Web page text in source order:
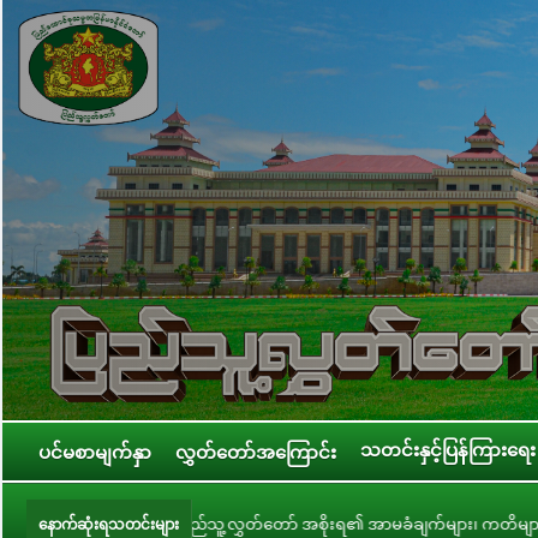
ပင်မစာမျက်နှာ လွှတ်တော်အကြောင်း သတင်းနှင့်ပြန်ကြားရေး
နောက်ဆုံးရသတင်းများ
ပြည်သူ့လွှတ်တော် အစိုးရ၏ အာမခံချက်များ၊ ကတိများနှင့် တာဝန်ခံချက်